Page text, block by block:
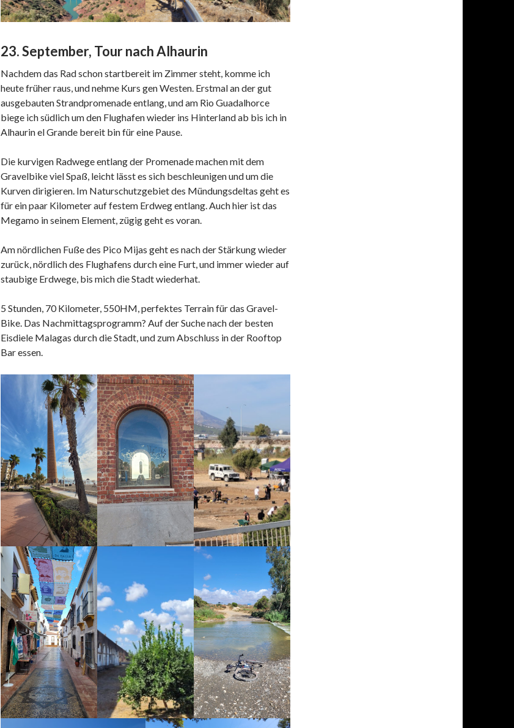
23. September, Tour nach Alhaurin
Nachdem das Rad schon startbereit im Zimmer steht, komme ich
heute früher raus, und nehme Kurs gen Westen. Erstmal an der gut
ausgebauten Strandpromenade entlang, und am Rio Guadalhorce
biege ich südlich um den Flughafen wieder ins Hinterland ab bis ich in
Alhaurin el Grande bereit bin für eine Pause.
Die kurvigen Radwege entlang der Promenade machen mit dem
Gravelbike viel Spaß, leicht lässt es sich beschleunigen und um die
Kurven dirigieren. Im Naturschutzgebiet des Mündungsdeltas geht es
für ein paar Kilometer auf festem Erdweg entlang. Auch hier ist das
Megamo in seinem Element, zügig geht es voran.
Am nördlichen Fuße des Pico Mijas geht es nach der Stärkung wieder
zurück, nördlich des Flughafens durch eine Furt, und immer wieder auf
staubige Erdwege, bis mich die Stadt wiederhat.
5 Stunden, 70 Kilometer, 550HM, perfektes Terrain für das Gravel-
Bike. Das Nachmittagsprogramm? Auf der Suche nach der besten
Eisdiele Malagas durch die Stadt, und zum Abschluss in der Rooftop
Bar essen.